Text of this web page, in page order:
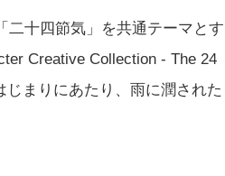
二十四節気」を共通テーマとす
Creative Collection - The 24
まりにあたり、雨に潤された